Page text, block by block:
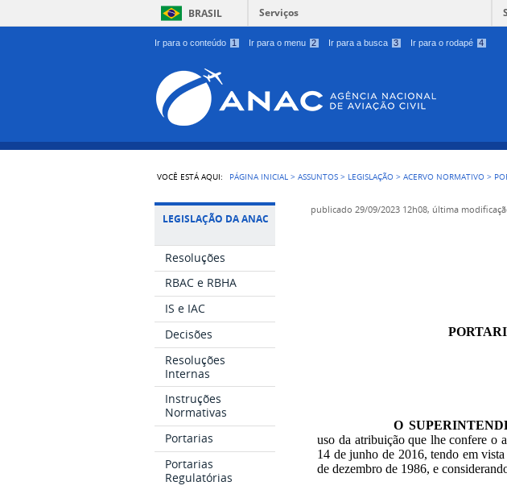
Ir para o conteúdo 1 Ir para o menu 2 Ir para a busca 3 Ir para o rodapé 4
BRASIL Serviços
VOCÊ ESTÁ AQUI: PÁGINA INICIAL >ASSUNTOS > LEGISLAÇÃO >ACERVO NORMATIVO >
LEGISLAÇÃO DA ANAC
Resoluções
RBAC e RBHA
IS e IAC
Decisões
Resoluções
Internas
Instruções
Normativas
Portarias
Portarias
Regulatórias
publicado 29/09/2023 12h08, última
O
uso da atribuição que lhe confere o
14 de junho de 2016, tendo em
de dezembro de 1986, e